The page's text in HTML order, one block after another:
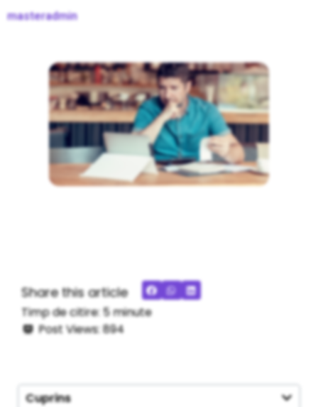
masteradmin
Share this article
Timp de citire: 5minute
Post Views: 894
Cuprins